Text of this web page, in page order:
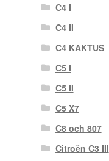
C4 I
C4 II
C4 KAKTUS
C5 I
C5 II
C5 X7
C8 och 807
Citroën C3 III